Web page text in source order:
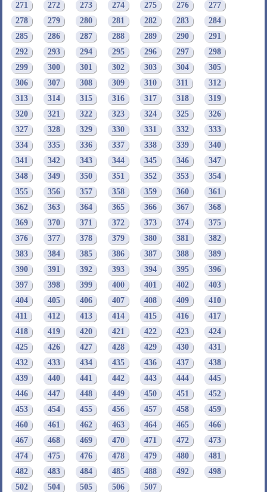
271
272 273 274 275 276
277
278
279 280 281 282 283
284
285
286 287 288 289 290
291
292
293 294 295 296 297
298
299
300 301 302 303 304
305
306
307 308 309 310 311
312
313
314 315 316 317 318
319
320
321 322 323 324 325
326
327
328 329 330 331 332
333
334
335 336 337 338 339
340
341
342 343 344 345 346
347
348
349 350 351 352 353
354
355
356 357 358 359 360
361
362
363 364 365 366 367
368
369
370 371 372 373 374
375
376
377 378 379 380 381
382
383
384 385 386 387 388
389
390
391 392 393 394 395
396
397
398 399 400 401 402
403
404
405 406 407 408 409
410
411
412 413 414 415 416
417
418
419 420 421 422 423
424
425
426 427 428 429 430
431
432
433 434 435 436 437
438
439
440 441 442 443 444
445
446
447 448 449 450 451
452
453
454 455 456 457 458
459
460
461 462 463 464 465
466
467
468 469 470 471 472
473
474
475 476 478 479 480
481
482
483 484 485 488 492
498
502
504 505 506 507